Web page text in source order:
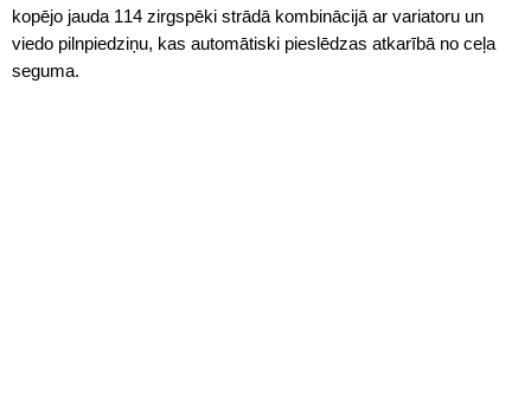
kopējo jauda 114 zirgspēki strādā kombinācijā ar variatoru un
viedo pilnpiedziņu, kas automātiski pieslēdzas atkarībā no ceļa
seguma.